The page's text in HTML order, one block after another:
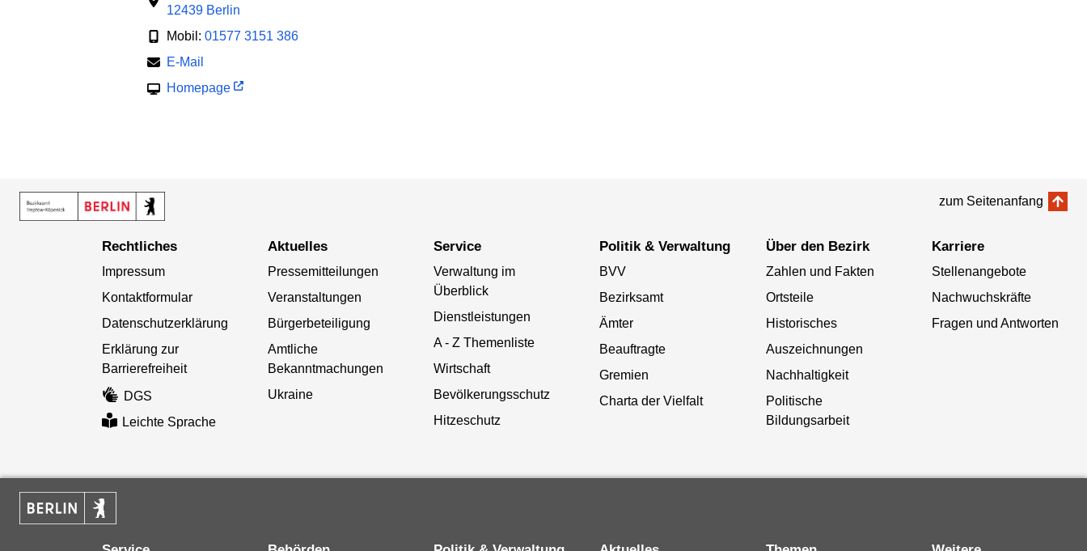
12439 Berlin
Mobil: 01577 3151 386
E-Mail
Homepage
zum Seitenanfang
Rechtliches
Impressum
Kontaktformular
Datenschutzerklärung
Erklärung zur
Barrierefreiheit
DGS
Leichte Sprache
Aktuelles
Pressemitteilungen
Veranstaltungen
Bürgerbeteiligung
Amtliche
Bekanntmachungen
Ukraine
Service
Verwaltung im
Überblick
Dienstleistungen
A - Z Themenliste
Wirtschaft
Bevölkerungsschutz
Hitzeschutz
Politik & Verwaltung
BVV
Bezirksamt
Ämter
Beauftragte
Gremien
Charta der Vielfalt
Über den Bezirk
Zahlen und Fakten
Ortsteile
Historisches
Auszeichnungen
Nachhaltigkeit
Politische
Bildungsarbeit
Karriere
Stellenangebote
Nachwuchskräfte
Fragen und Antworten